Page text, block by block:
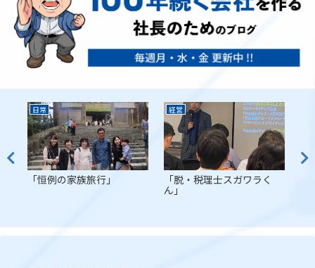
日常
「恒例の家族旅行」
経営
「脱・税理士スガワラく
ん」